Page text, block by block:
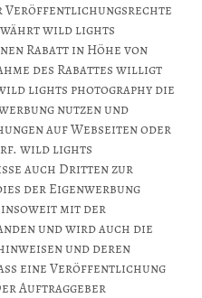
Veröffentlichungsrechte
wild lights
Rabatt in Höhe von
des Rabattes willigt
lights photography die
nutzen und
auf Webseiten oder
wild lights
auch Dritten zur
der Eigenwerbung
mit der
und wird auch die
und deren
eine Veröffentlichung
Auftraggeber